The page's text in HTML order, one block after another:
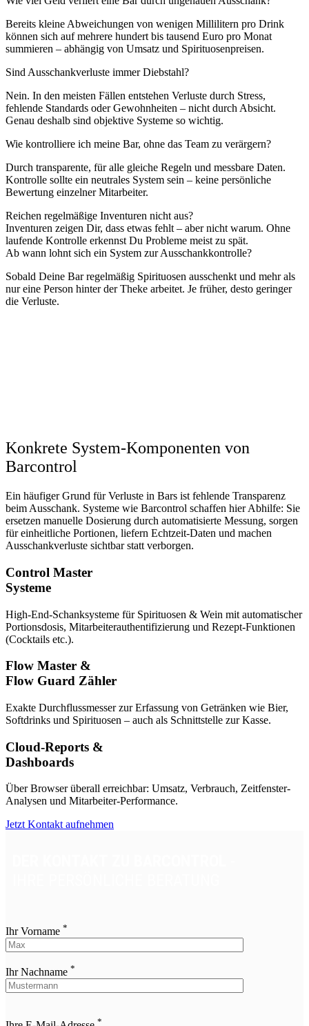
Bereits kleine Abweichungen von wenigen Millilitern pro Drink
können sich auf mehrere hundert bis tausend Euro pro Monat
summieren – abhängig von Umsatz und Spirituosenpreisen.
Sind Ausschankverluste immer Diebstahl?
Nein. In den meisten Fällen entstehen Verluste durch Stress,
fehlende Standards oder Gewohnheiten – nicht durch Absicht.
Genau deshalb sind objektive Systeme so wichtig.
Wie kontrolliere ich meine Bar, ohne das Team zu verärgern?
Durch transparente, für alle gleiche Regeln und messbare Daten.
Kontrolle sollte ein neutrales System sein – keine persönliche
Bewertung einzelner Mitarbeiter.
Reichen regelmäßige Inventuren nicht aus?
Inventuren zeigen Dir, dass etwas fehlt – aber nicht warum. Ohne
laufende Kontrolle erkennst Du Probleme meist zu spät.
Ab wann lohnt sich ein System zur Ausschankkontrolle?
Sobald Deine Bar regelmäßig Spirituosen ausschenkt und mehr als
nur eine Person hinter der Theke arbeitet. Je früher, desto geringer
die Verluste.
Konkrete System-Komponenten von
Barcontrol
Ein häufiger Grund für Verluste in Bars ist fehlende Transparenz
beim Ausschank. Systeme wie Barcontrol schaffen hier Abhilfe: Sie
ersetzen manuelle Dosierung durch automatisierte Messung, sorgen
für einheitliche Portionen, liefern Echtzeit-Daten und machen
Ausschankverluste sichtbar statt verborgen.
Control Master
Systeme
High-End-Schanksysteme für Spirituosen & Wein mit automatischer
Portionsdosis, Mitarbeiterauthentifizierung und Rezept-Funktionen
(Cocktails etc.).
Flow Master &
Flow Guard Zähler
Exakte Durchflussmesser zur Erfassung von Getränken wie Bier,
Softdrinks und Spirituosen – auch als Schnittstelle zur Kasse.
Cloud-Reports &
Dashboards
Über Browser überall erreichbar: Umsatz, Verbrauch, Zeitfenster-
Analysen und Mitarbeiter-Performance.
Jetzt Kontakt aufnehmen
Ihr Vorname *
Ihr Nachname *
lasse
*